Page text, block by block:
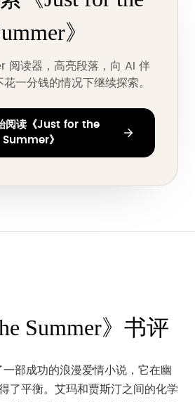
》
阅读器，高亮段落，向 AI 伴
一分钱的情况下继续探索。
阅读《Just for the
Summer》
Summer》书评
部成功的浪漫爱情小说，它在幽
了平衡。艾玛和贾斯汀之间的化学